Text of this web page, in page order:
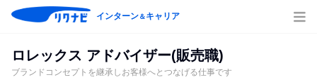
インターン＆キャリア
ロレックス アドバイザー(販売職)
ブランドコンセプトを継承しお客様へとつなげる仕事です